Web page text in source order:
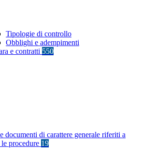
Tipologie di controllo
Obblighi e adempimenti
e contratti 550
documenti di carattere generale riferiti a
procedure 19